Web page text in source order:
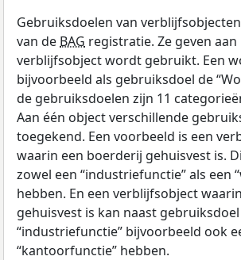
Gebruiksdoelen van
van de BAG registratie. Ze geven aan
verblijfsobject wordt gebruikt. Een
bijvoorbeeld als gebruiksdoel de
de gebruiksdoelen zijn 11
Aan één object verschillende
toegekend. Een voorbeeld is een
waarin een boerderij gehuisvest is.
zowel een “industriefunctie” als een
hebben. En een verblijfsobject
gehuisvest is kan naast gebruiksdoel
“industriefunctie” bijvoorbeeld ook
“kantoorfunctie” hebben.